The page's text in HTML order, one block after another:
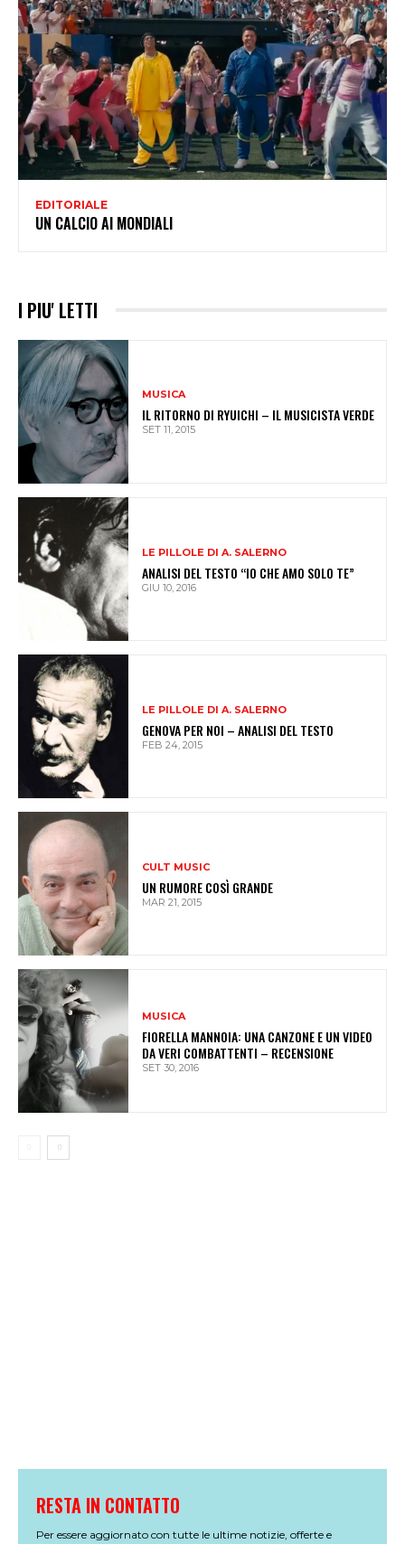
EDITORIALE
UN CALCIO AI MONDIALI
I PIU' LETTI
MUSICA
IL RITORNO DI RYUICHI – IL MUSICISTA VERDE
SET 11, 2015
LE PILLOLE DI A. SALERNO
ANALISI DEL TESTO “IO CHE AMO SOLO TE”
GIU 10, 2016
LE PILLOLE DI A. SALERNO
GENOVA PER NOI – ANALISI DEL TESTO
FEB 24, 2015
CULT MUSIC
UN RUMORE COSÌ GRANDE
MAR 21, 2015
MUSICA
FIORELLA MANNOIA: UNA CANZONE E UN VIDEO
DA VERI COMBATTENTI – RECENSIONE
SET 30, 2016
RESTA IN CONTATTO
Per essere aggiornato con tutte le ultime notizie, offerte e